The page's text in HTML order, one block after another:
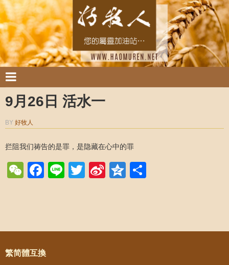
9月26日 活水一
BY 好牧人
拦阻我们祷告的是罪，是隐藏在心中的罪
WeChat
Facebook
LineTwitter
SinaQzone
Post navigation
繁简體互換